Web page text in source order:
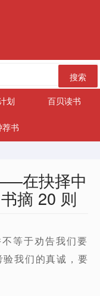
搜索
划 百贝读书
书
在抉择中
摘 20 则
等于劝告我们要
我们的真诚，要